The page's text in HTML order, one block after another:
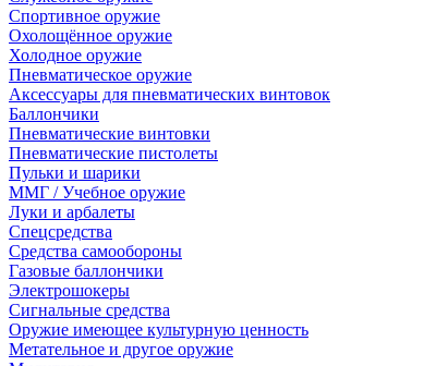
Спортивное оружие
Охолощённое оружие
Холодное оружие
Пневматическое оружие
Аксессуары для пневматических винтовок
Баллончики
Пневматические винтовки
Пневматические пистолеты
Пульки и шарики
ММГ / Учебное оружие
Луки и арбалеты
Спецсредства
Средства самообороны
Газовые баллончики
Электрошокеры
Сигнальные средства
Оружие имеющее культурную ценность
Метательное и другое оружие